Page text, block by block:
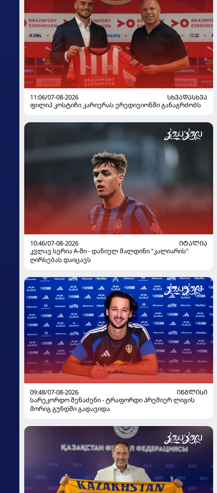
11:06/07-08-2026
ᲡᲮᲕᲐᲓᲐᲡᲮᲕᲐ
ფილიპ კოსტიჩი კარიერას ერედივიონში განაგრძობს
10:46/07-08-2026
ᲘᲢᲐᲚᲘᲐ
კვლავ სერია A-ში - დანიელ მალდინი "კალიარის"
ღირსებას დაიცავს
09:48/07-08-2026
ᲘᲜᲒᲚᲘᲡᲘ
სარეკორდო შენაძენი - ტრაფორდი პრემიერ ლიგის
მორიგ გუნდში გადავიდა